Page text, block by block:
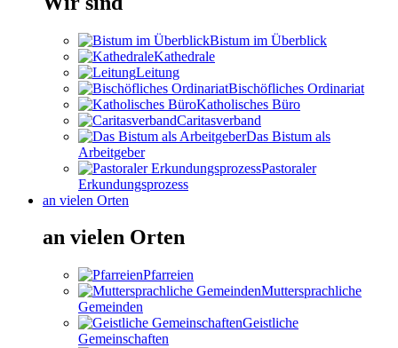
Bistum im Überblick
Kathedrale
Leitung
Bischöfliches Ordinariat
Katholisches Büro
Caritasverband
Das Bistum als
Arbeitgeber
Pastoraler
Erkundungsprozess
an vielen Orten
an vielen Orten
Pfarreien
Muttersprachliche
Gemeinden
Geistliche
Gemeinschaften